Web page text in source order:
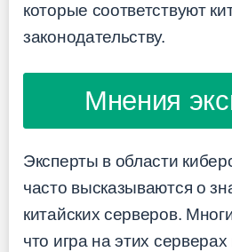
которые соответствуют
законодательству.
Мнения
Эксперты в области
часто высказываются о
китайских серверов.
что игра на этих